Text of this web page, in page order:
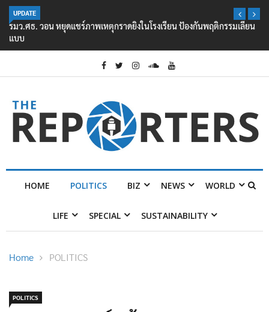
UPDATE
รมว.ศธ. วอน หยุดแชร์ภาพเหตุกราดยิงในโรงเรียน ป้องกันพฤติกรรมเลียน
แบบ
HOME POLITICS BIZ NEWS WORLD
LIFE SPECIAL SUSTAINABILITY
Home POLITICS
POLITICS